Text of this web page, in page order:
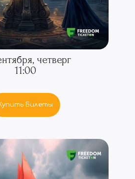
четверг
11:00
Билеты